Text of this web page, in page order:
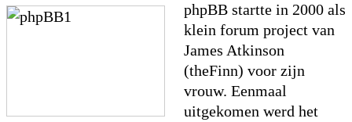
phpBB startte in 2000 als
klein forum project van
James Atkinson
(theFinn) voor zijn
vrouw. Eenmaal
uitgekomen werd het